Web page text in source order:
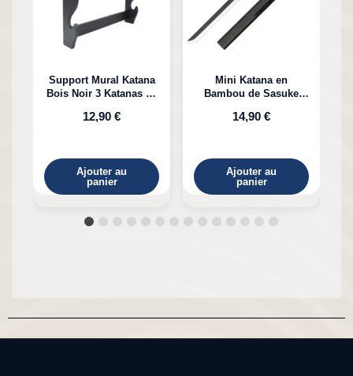
Support Mural Katana
Bois Noir 3 Katanas en
12,90 €
Ajouter au
panier
Mini Katana en
Bambou de Sasuke
14,90 €
Ajouter au
panier